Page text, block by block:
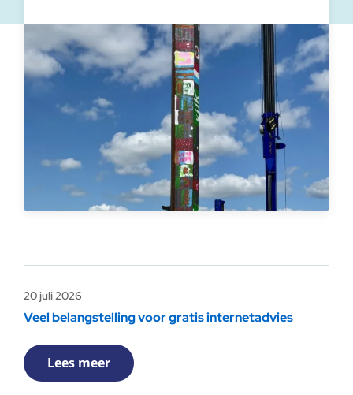
Veel belangstelling voor gratis internetadvies
20 juli 2026
Lees meer